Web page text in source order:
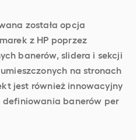
została opcja
z HP poprzez
banerów, slidera i sekcji
na stronach
jest również innowacyjny
banerów per